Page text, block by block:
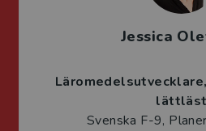
Jessica
Läromedelsutvecklare
lättläst
Svenska F-9,